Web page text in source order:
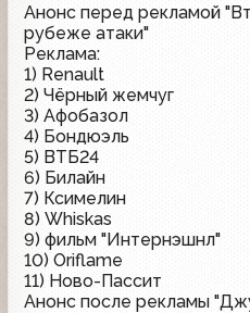
Анонс перед рекламой
рубеже атаки"
Реклама:
1) Renault
2) Чёрный жемчуг
3) Афобазол
4) Бондюэль
5) ВТБ24
6) Билайн
7) Ксимелин
8) Whiskas
9) фильм "Интернэшнл"
10) Oriflame
11) Ново-Пассит
Анонс после рекламы